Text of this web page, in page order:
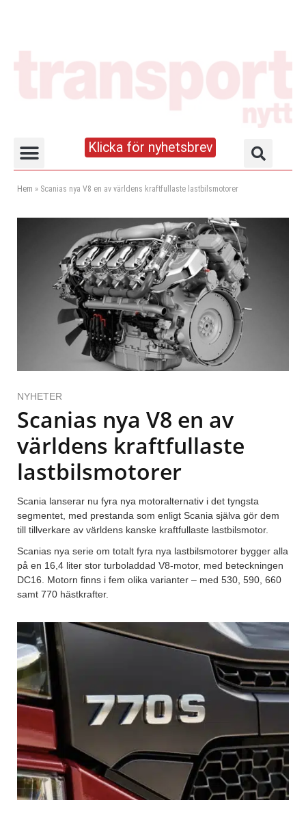
Klicka för nyhetsbrev
Hem » Scanias nya V8 en av världens kraftfullaste lastbilsmotorer
NYHETER
Scanias nya V8 en av
världens kraftfullaste
lastbilsmotorer
Scania lanserar nu fyra nya motoralternativ i det tyngsta
segmentet, med prestanda som enligt Scania själva gör dem
till tillverkare av världens kanske kraftfullaste lastbilsmotor.
Scanias nya serie om totalt fyra nya lastbilsmotorer bygger alla
på en 16,4 liter stor turboladdad V8-motor, med beteckningen
DC16. Motorn finns i fem olika varianter – med 530, 590, 660
samt 770 hästkrafter.